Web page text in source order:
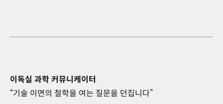
이독실 과학 커뮤니케이터
“기술 이면의 철학을 여는 질문을 던집니다”